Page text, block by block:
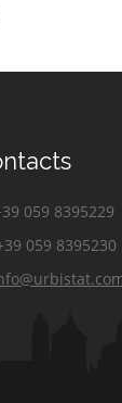
059 8395229
059 8395230